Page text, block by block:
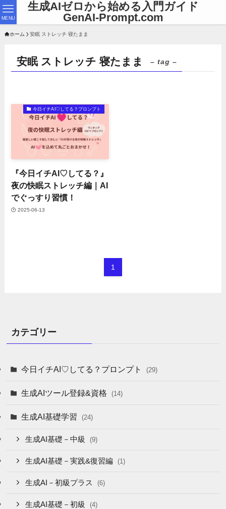
生成AIゼロから始める入門ガイド
GenAI-Prompt.com
MENU
ホーム 安眠 ストレッチ 寝たまま
安眠 ストレッチ 寝たまま – tag –
今日イチAI♡してる？プロンプト
『今日イチAI♡してる？』
夜の快眠ストレッチ編｜AI
でぐっすり習慣！
2025-06-13
1
カテゴリー
今日イチAI♡してる？プロンプト (29)
生成AIツール登録&資格 (14)
生成AI基礎学習 (24)
生成AI基礎－中級 (9)
生成AI基礎－実践&復習編 (1)
生成AI－初級プラス (6)
生成AI基礎－初級 (4)